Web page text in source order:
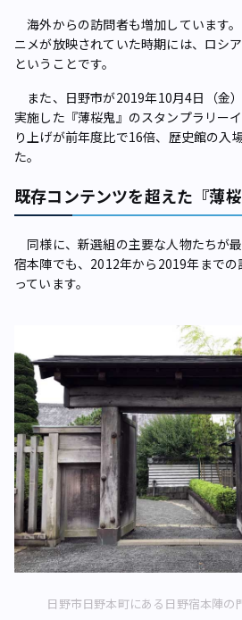
海外からの訪問者も増加しています
ニメが放映されていた時期には、ロシ
ということです。
また、日野市が2019年10月4日（金
実施した『薄桜鬼』のスタンプラリー
り上げが前年度比で16倍、歴史館の入
た。
既存コンテンツを超えた『薄桜
同様に、新選組の主要な人物たちが
宿本陣でも、2012年から2019年まで
っています。
日野市日野本町にある日野宿本陣の